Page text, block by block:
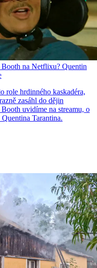
na Netflixu? Quentin
role hrdinného kaskadéra,
zasáhl do dějin
uvidíme na streamu, o
Tarantina.